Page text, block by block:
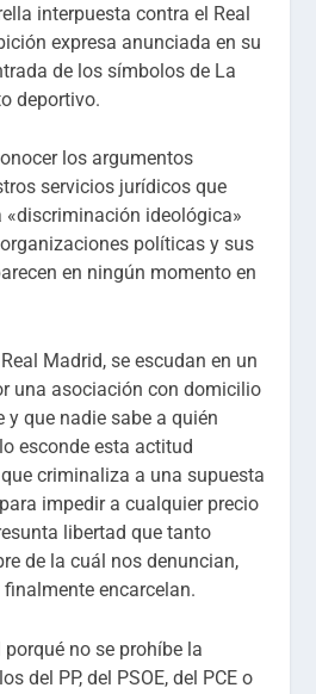
interpuesta contra el Real
expresa anunciada en su
de los símbolos de La
deportivo.
los argumentos
servicios jurídicos que
«discriminación ideológica»
políticas y sus
en ningún momento en
Madrid, se escudan en un
una asociación con domicilio
y que nadie sabe a quién
esconde esta actitud
criminaliza a una supuesta
impedir a cualquier precio
libertad que tanto
de la cuál nos denuncian,
encarcelan.
no se prohíbe la
del PP, del PSOE, del PCE o